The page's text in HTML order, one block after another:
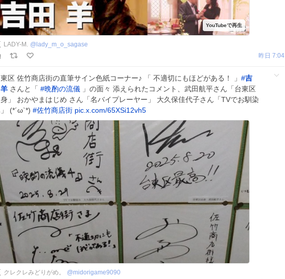
LADY-M. @ lady_m_o_sagase
昨日 7:04
区 佐竹商店街の直筆サイン色紙コーナー♪ 「 不適切にもほどがある！ 」 #吉
さんと「 #晩酌の流儀 」の面々 添えられたコメント、武田航平さん「台東区
」 おかやまはじめ さん「名バイプレーヤー」 大久保佳代子さん「TVでお馴染
(*´ω`*) #佐竹商店街 pic.x.com/65XSi12vh5
クレクレみどりがめ。 @midorigame9090